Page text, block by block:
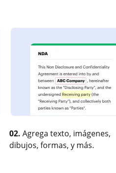
02. Agrega texto, imágenes,
dibujos, formas, y más.